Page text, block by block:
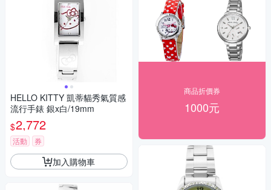
HELLO KITTY 凱蒂貓秀氣質感
流行手錶 銀x白/19mm
$2,772
活動 券
加入購物車
商品折價券
1000元